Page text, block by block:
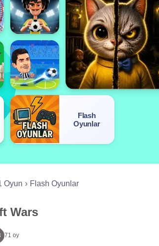
Flash
Oyunlar
Oyun Flash Oyunlar
Wars
71 oy